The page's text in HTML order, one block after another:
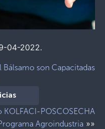
04-2022.
son Capacitadas
POSCOSECHA
Agroindustria »»